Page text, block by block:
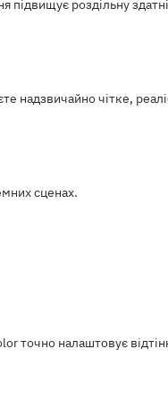
підвищує роздільну
надзвичайно чітке,
сценах.
точно налаштовує